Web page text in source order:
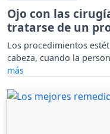
Ojo con las
tratarse de un
Los procedimientos
cabeza, cuando la